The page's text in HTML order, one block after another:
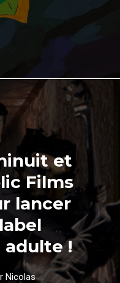
et
Films
lancer
adulte !
Nicolas